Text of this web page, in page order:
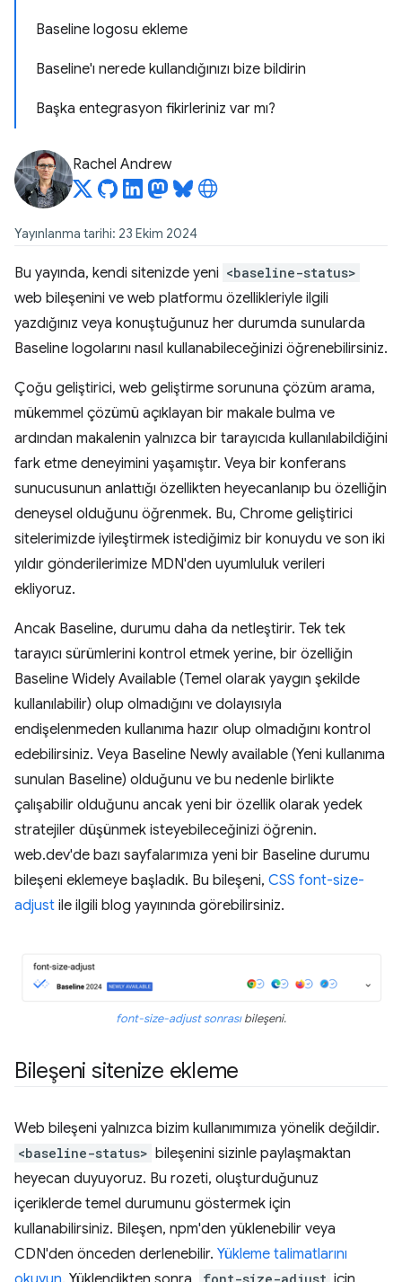
Baseline logosu ekleme
Baseline'ı nerede kullandığınızı bize bildirin
Başka entegrasyon fikirleriniz var mı?
Rachel Andrew
Yayınlanma tarihi: 23 Ekim 2024
Bu yayında, kendi sitenizde yeni <baseline-status>
web bileşenini ve web platformu özellikleriyle ilgili
yazdığınız veya konuştuğunuz her durumda sunularda
Baseline logolarını nasıl kullanabileceğinizi öğrenebilirsiniz.
Çoğu geliştirici, web geliştirme sorununa çözüm arama,
mükemmel çözümü açıklayan bir makale bulma ve
ardından makalenin yalnızca bir tarayıcıda kullanılabildiğini
fark etme deneyimini yaşamıştır. Veya bir konferans
sunucusunun anlattığı özellikten heyecanlanıp bu özelliğin
deneysel olduğunu öğrenmek. Bu, Chrome geliştirici
sitelerimizde iyileştirmek istediğimiz bir konuydu ve son iki
yıldır gönderilerimize MDN'den uyumluluk verileri
ekliyoruz.
Ancak Baseline, durumu daha da netleştirir. Tek tek
tarayıcı sürümlerini kontrol etmek yerine, bir özelliğin
Baseline Widely Available (Temel olarak yaygın şekilde
kullanılabilir) olup olmadığını ve dolayısıyla
endişelenmeden kullanıma hazır olup olmadığını kontrol
edebilirsiniz. Veya Baseline Newly available (Yeni kullanıma
sunulan Baseline) olduğunu ve bu nedenle birlikte
çalışabilir olduğunu ancak yeni bir özellik olarak yedek
stratejiler düşünmek isteyebileceğinizi öğrenin.
web.dev'de bazı sayfalarımıza yeni bir Baseline durumu
bileşeni eklemeye başladık. Bu bileşeni, CSS font-size-
adjust ile ilgili blog yayınında görebilirsiniz.
font-size-adjust sonrasıbileşeni.
Bileşeni sitenize ekleme
Web bileşeni yalnızca bizim kullanımımıza yönelik değildir.
<baseline-status> bileşenini sizinle paylaşmaktan
heyecan duyuyoruz. Bu rozeti, oluşturduğunuz
içeriklerde temel durumunu göstermek için
kullanabilirsiniz. Bileşen, npm'den yüklenebilir veya
CDN'den önceden derlenebilir. Yükleme talimatlarını